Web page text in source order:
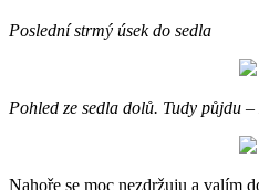
Poslední strmý úsek do sedla
Pohled ze sedla dolů. Tudy půjdu –
Nahoře se moc nezdržuju a valím